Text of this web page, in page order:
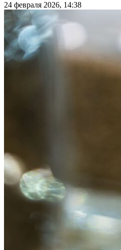
24 февраля 2026, 14:38